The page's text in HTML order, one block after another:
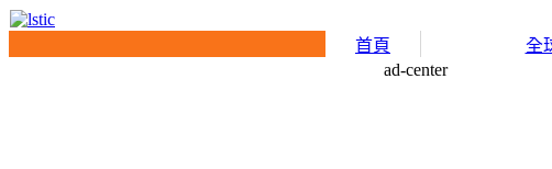
首頁 全
ad-center